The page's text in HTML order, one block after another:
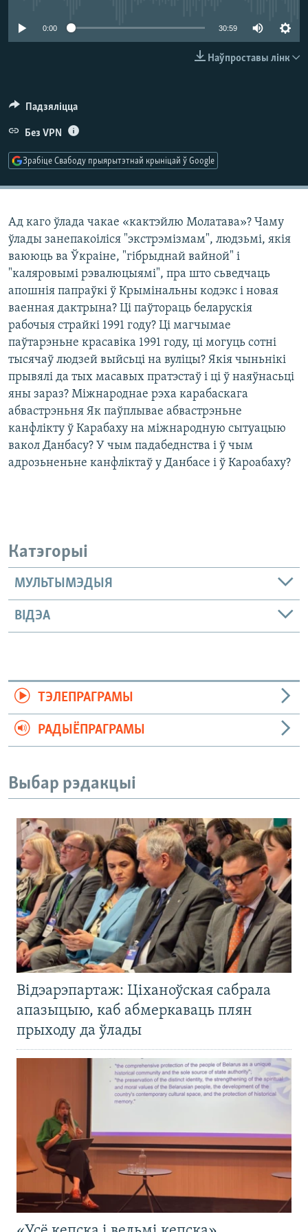
КАЛЯНДАР
НА ХВАЛЯХ СВАБОДЫ
0:00 30:59
Наўпроставы лінк
Падзяліцца
Без VPN
Зрабіце Свабоду прыярытэтнай крыніцай ў Google
Ад каго ўлада чакае «кактэйлю Молатава»? Чаму
ўлады занепакоіліся "экстрэмізмам", людзьмі, якія
ваююць ва Ўкраіне, "гібрыднай вайной" і
"каляровымі рэвалюцыямі", пра што сьведчаць
апошнія папраўкі ў Крымінальны кодэкс і новая
ваенная дактрына? Ці паўтораць беларускія
рабочыя страйкі 1991 году? Ці магчымае
паўтарэньне красавіка 1991 году, ці могуць сотні
тысячаў людзей выйсьці на вуліцы? Якія чыньнікі
прывялі да тых масавых пратэстаў і ці ў наяўнасьці
яны зараз? Міжнароднае рэха карабаскага
абвастрэньня Як паўплывае абвастрэньне
канфлікту ў Карабаху на міжнародную сытуацыю
вакол Данбасу? У чым падабеднства і ў чым
адрозьненьне канфліктаў у Данбасе і ў Кароабаху?
Катэгорыі
МУЛЬТЫМЭДЫЯ
ВІДЭА
ТЭЛЕПРАГРАМЫ
РАДЫЁПРАГРАМЫ
Выбар рэдакцыі
Відэарэпартаж: Ціханоўская сабрала
апазыцыю, каб абмеркаваць плян
прыходу да ўлады